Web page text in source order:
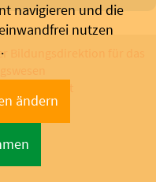
Bildungsdirektion für das
navigieren und die
nutzen
ändern